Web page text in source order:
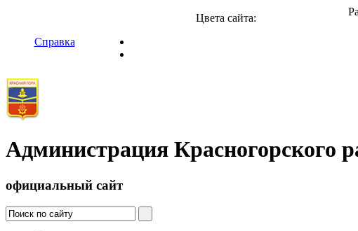
Справка
Цвета сайта:
Администрация Красногорского
официальный сайт